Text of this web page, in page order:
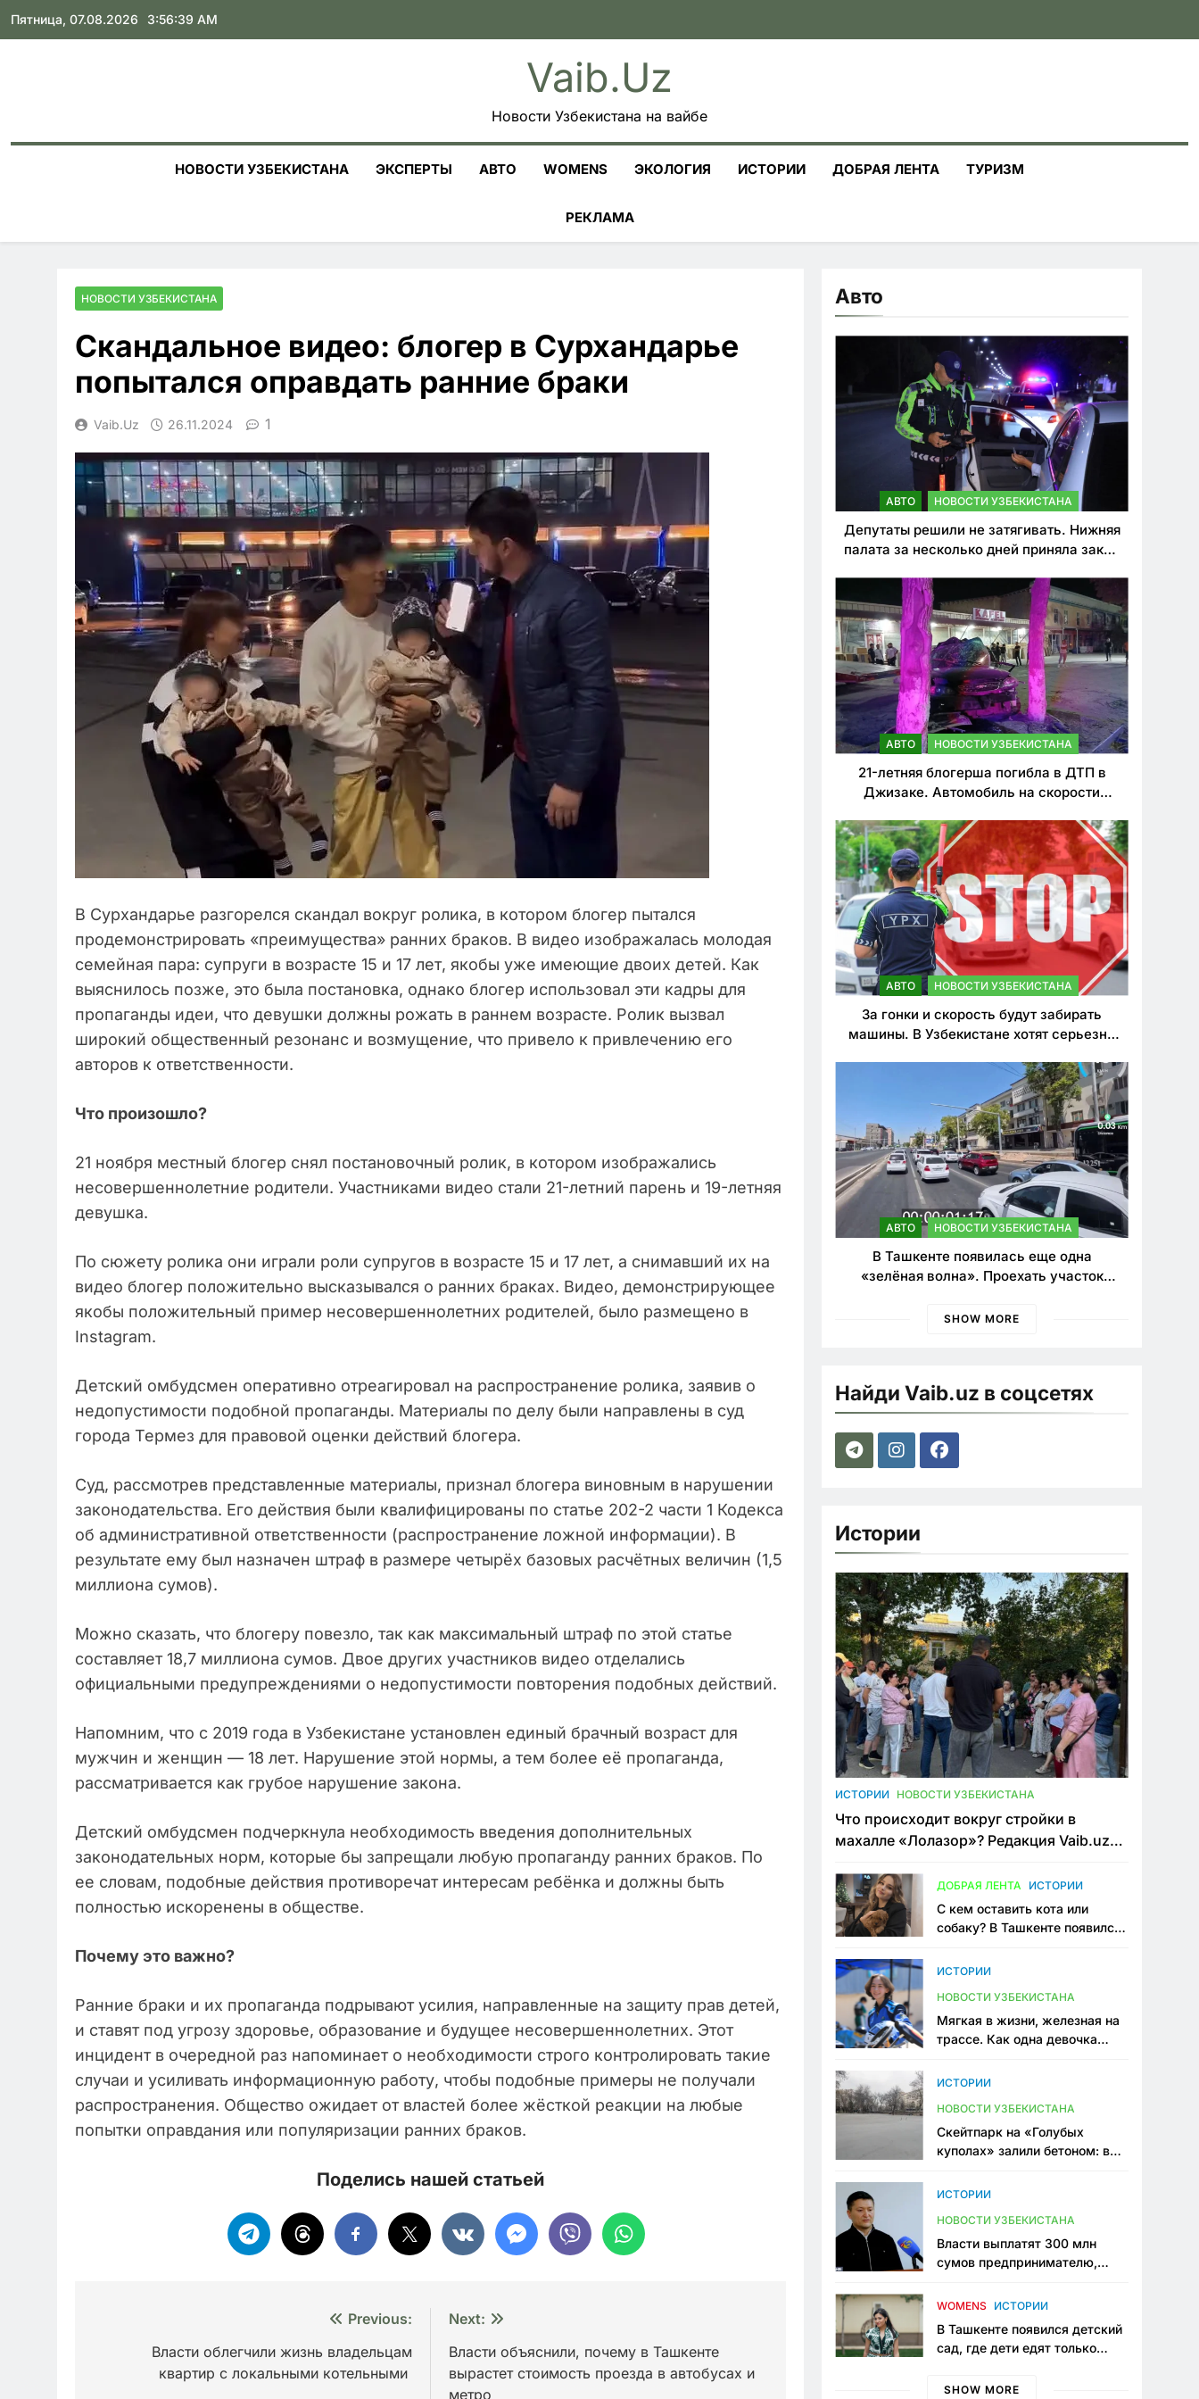
Skip
Пятница, 07.08.2026 3:56:40 AM
Vaib.uz
Новости Узбекистана на вайбе
НОВОСТИ УЗБЕКИСТАНА ЭКСПЕРТЫ АВТО WOMENS ЭКОЛОГИЯ ИСТОРИИ ДОБРАЯ ЛЕНТА ТУРИЗМ
РЕКЛАМА
НОВОСТИ УЗБЕКИСТАНА
Скандальное видео: блогер в Сурхандарье
попытался оправдать ранние браки
Vaib.uz 26.11.2024 1
В Сурхандарье разгорелся скандал вокруг ролика, в котором блогер пытался
продемонстрировать «преимущества» ранних браков. В видео изображалась молодая
семейная пара: супруги в возрасте 15 и 17 лет, якобы уже имеющие двоих детей. Как
выяснилось позже, это была постановка, однако блогер использовал эти кадры для
пропаганды идеи, что девушки должны рожать в раннем возрасте. Ролик вызвал
широкий общественный резонанс и возмущение, что привело к привлечению его
авторов к ответственности.
Что произошло?
21 ноября местный блогер снял постановочный ролик, в котором изображались
несовершеннолетние родители. Участниками видео стали 21-летний парень и 19-летняя
девушка.
По сюжету ролика они играли роли супругов в возрасте 15 и 17 лет, а снимавший их на
видео блогер положительно высказывался о ранних браках. Видео, демонстрирующее
якобы положительный пример несовершеннолетних родителей, было размещено в
Instagram.
Детский омбудсмен оперативно отреагировал на распространение ролика, заявив о
недопустимости подобной пропаганды. Материалы по делу были направлены в суд
города Термез для правовой оценки действий блогера.
Суд, рассмотрев представленные материалы, признал блогера виновным в нарушении
законодательства. Его действия были квалифицированы по статье 202-2 части 1 Кодекса
об административной ответственности (распространение ложной информации). В
результате ему был назначен штраф в размере четырёх базовых расчётных величин (1,5
миллиона сумов).
Можно сказать, что блогеру повезло, так как максимальный штраф по этой статье
составляет 18,7 миллиона сумов. Двое других участников видео отделались
официальными предупреждениями о недопустимости повторения подобных действий.
Напомним, что с 2019 года в Узбекистане установлен единый брачный возраст для
мужчин и женщин — 18 лет. Нарушение этой нормы, а тем более её пропаганда,
рассматривается как грубое нарушение закона.
Детский омбудсмен подчеркнула необходимость введения дополнительных
законодательных норм, которые бы запрещали любую пропаганду ранних браков. По
ее словам, подобные действия противоречат интересам ребёнка и должны быть
полностью искоренены в обществе.
Почему это важно?
Ранние браки и их пропаганда подрывают усилия, направленные на защиту прав детей,
и ставят под угрозу здоровье, образование и будущее несовершеннолетних. Этот
инцидент в очередной раз напоминает о необходимости строго контролировать такие
случаи и усиливать информационную работу, чтобы подобные примеры не получали
распространения. Общество ожидает от властей более жёсткой реакции на любые
попытки оправдания или популяризации ранних браков.
Поделись нашей статьей
записям
Previous:
Власти облегчили жизнь владельцам
квартир с локальными котельными
Next:
Власти объяснили, почему в Ташкенте
вырастет стоимость проезда в автобусах и
метро
Авто
АВТО НОВОСТИ УЗБЕКИСТАНА
Депутаты решили не затягивать. Нижняя
палата за несколько дней приняла закон
нарушителей ПДД
АВТО НОВОСТИ УЗБЕКИСТАНА
21-летняя блогерша погибла в ДТП в
Джизаке. Автомобиль на скорости
АВТО НОВОСТИ УЗБЕКИСТАНА
За гонки и скорость будут забирать
машины. В Узбекистане хотят серьезно
АВТО НОВОСТИ УЗБЕКИСТАНА
В Ташкенте появилась еще одна
«зелёная волна». Проехать участок
SHOW MORE
Найди Vaib.uz в соцсетях
Истории
ИСТОРИИ НОВОСТИ УЗБЕКИСТАНА
Что происходит вокруг стройки в
махалле «Лолазор»? Редакция Vaib.uz
конфликта
ДОБРАЯ ЛЕНТА ИСТОРИИ
С кем оставить кота или
собаку? В Ташкенте появился
ИСТОРИИ
НОВОСТИ УЗБЕКИСТАНА
Мягкая в жизни, железная на
трассе. Как одна девочка
Узбекистане
ИСТОРИИ
НОВОСТИ УЗБЕКИСТАНА
Скейтпарк на «Голубых
куполах» залили бетоном: в
одно общественное
ИСТОРИИ
НОВОСТИ УЗБЕКИСТАНА
Власти выплатят 300 млн
сумов предпринимателю,
тюрьме по незаконному
WOMENS ИСТОРИИ
В Ташкенте появился детский
сад, где дети едят только
мама, которая устала просить
SHOW MORE